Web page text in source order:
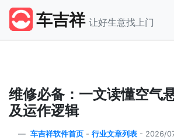
车吉祥 让好生意找上门
维修必备：一文读懂空气
及运作逻辑
车吉祥软件首页 - 行业文章列表 - 2026/